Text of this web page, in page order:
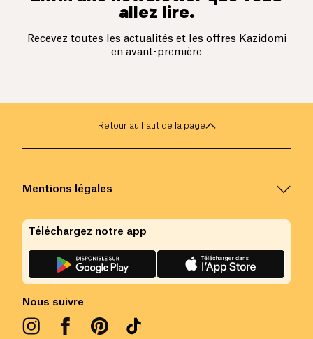
allez lire.
Recevez toutes les actualités et les offres Kazidomi
en avant-première
Retour au haut de la page
Mentions légales
Nous suivre
Téléchargez notre app